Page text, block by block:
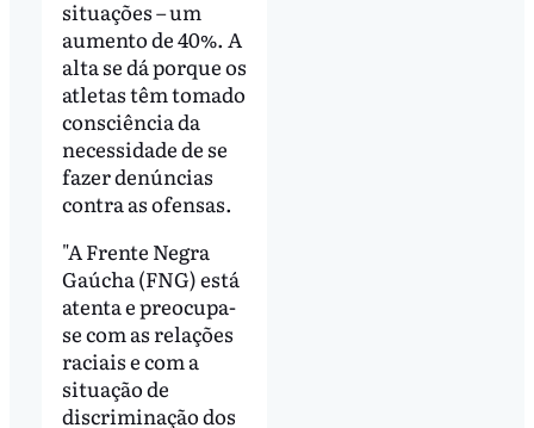
situações – um
aumento de 40%. A
alta se dá porque os
atletas têm tomado
consciência da
necessidade de se
fazer denúncias
contra as ofensas.
"A Frente Negra
Gaúcha (FNG) está
atenta e preocupa-
se com as relações
raciais e com a
situação de
discriminação dos